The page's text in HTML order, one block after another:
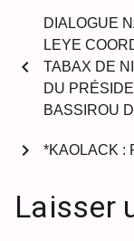
chevron_left
DIALOGUE
LEYE
TABAX DE
DU
BASSIROU
*KAOLACK :
chevron_right
Laisser